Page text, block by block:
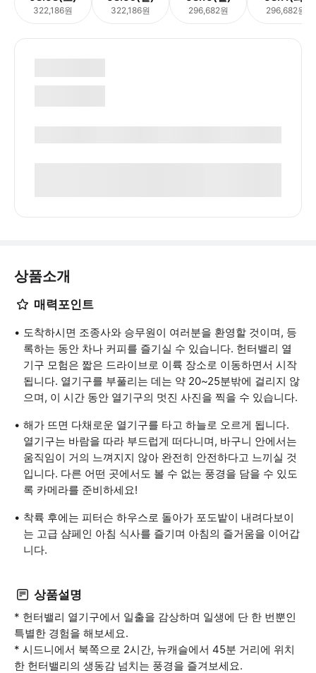
322,186원 322,186원 296,682원 296,682원
상품소개
매력포인트
도착하시면 조종사와 승무원이 여러분을 환영할 것이며, 등
록하는 동안 차나 커피를 즐기실 수 있습니다. 헌터밸리 열
기구 모험은 짧은 드라이브로 이륙 장소로 이동하면서 시작
됩니다. 열기구를 부풀리는 데는 약 20~25분밖에 걸리지 않
으며, 이 시간 동안 열기구의 멋진 사진을 찍을 수 있습니다.
해가 뜨면 다채로운 열기구를 타고 하늘로 오르게 됩니다.
열기구는 바람을 따라 부드럽게 떠다니며, 바구니 안에서는
움직임이 거의 느껴지지 않아 완전히 안전하다고 느끼실 것
입니다. 다른 어떤 곳에서도 볼 수 없는 풍경을 담을 수 있도
록 카메라를 준비하세요!
착륙 후에는 피터슨 하우스로 돌아가 포도밭이 내려다보이
는 고급 샴페인 아침 식사를 즐기며 아침의 즐거움을 이어갑
니다.
상품설명
* 헌터밸리 열기구에서 일출을 감상하며 일생에 단 한 번뿐인
특별한 경험을 해보세요.
* 시드니에서 북쪽으로 2시간, 뉴캐슬에서 45분 거리에 위치
한 헌터밸리의 생동감 넘치는 풍경을 즐겨보세요.